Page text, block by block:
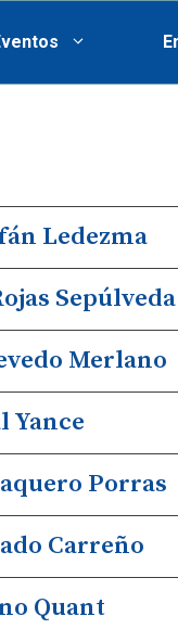
Ledezma
Sepúlveda
Merlano
Yance
Porras
Carreño
Quant